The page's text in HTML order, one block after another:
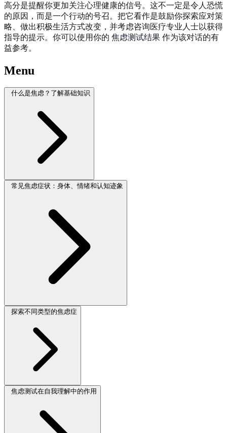
高分是提醒你更加关注心理健康的信号。这不一定是令人恐慌
的原因，而是一个行动的号召。把它看作是鼓励你探索应对策
略、做出积极生活方式改变，并考虑咨询医疗专业人士以获得
指导的提示。你可以使用你的 焦虑测试结果 作为该对话的有
益参考。
Menu
什么是焦虑？了解基础知识
常见焦虑症状：身体、情绪和认知迹象
探索不同类型的焦虑症
焦虑测试在自我理解中的作用